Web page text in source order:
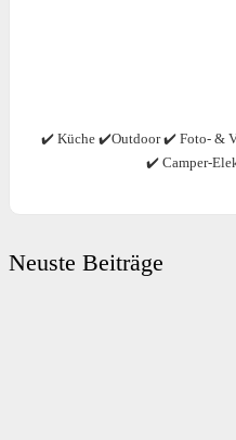
✔️ Küche ✔️Outdoor ✔️ Foto- &
✔️ Camper-
Neuste Beiträge